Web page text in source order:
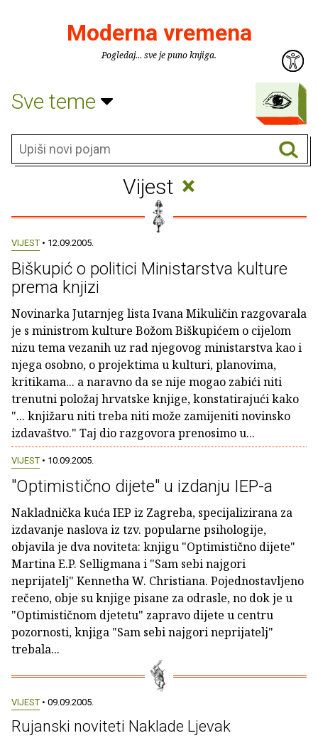
Moderna vremena
Pogledaj... sve je puno knjiga.
Sve teme
Vijest ×
VIJEST • 12.09.2005.
Biškupić o politici Ministarstva kulture
prema knjizi
Novinarka Jutarnjeg lista Ivana Mikuličin razgovarala
je s ministrom kulture Božom Biškupićem o cijelom
nizu tema vezanih uz rad njegovog ministarstva kao i
njega osobno, o projektima u kulturi, planovima,
kritikama... a naravno da se nije mogao zabići niti
trenutni položaj hrvatske knjige, konstatirajući kako
"... knjižaru niti treba niti može zamijeniti novinsko
izdavaštvo." Taj dio razgovora prenosimo u...
VIJEST • 10.09.2005.
"Optimistično dijete" u izdanju IEP-a
Nakladnička kuća IEP iz Zagreba, specijalizirana za
izdavanje naslova iz tzv. popularne psihologije,
objavila je dva noviteta: knjigu "Optimistično dijete"
Martina E.P. Selligmana i "Sam sebi najgori
neprijatelj" Kennetha W. Christiana. Pojednostavljeno
rečeno, obje su knjige pisane za odrasle, no dok je u
"Optimističnom djetetu" zapravo dijete u centru
pozornosti, knjiga "Sam sebi najgori neprijatelj"
trebala...
VIJEST • 09.09.2005.
Rujanski noviteti Naklade Ljevak